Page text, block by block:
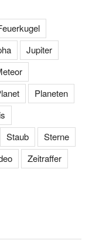
Jupiter
Planeten
Staub
Sterne
Zeitraffer